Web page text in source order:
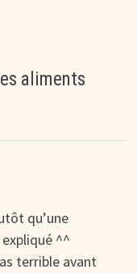
aliments
qu’une
^^
terrible avant